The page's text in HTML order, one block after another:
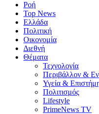
Ροή
Top News
Ελλάδα
Πολιτική
Οικονομία
Διεθνή
Θέματα
Τεχνολογία
Περιβάλλον &
Υγεία &
Πολιτισμός
Lifestyle
PrimeNews TV